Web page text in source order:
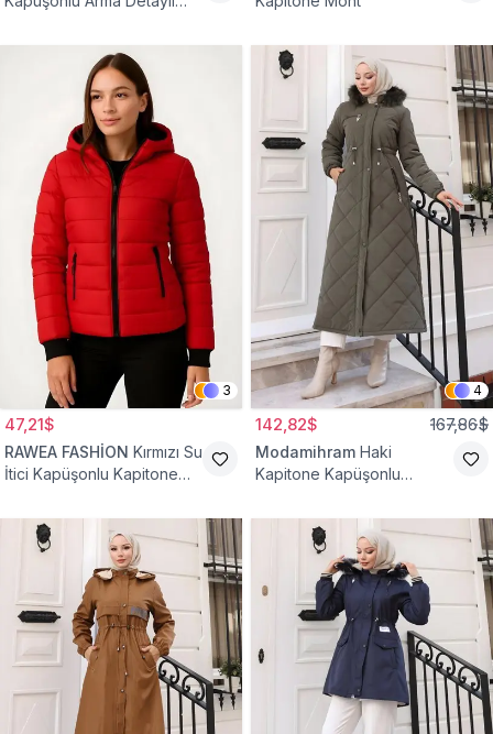
3
47,21$
RAWEA FASHİON Kırmızı Su
İtici Kapüşonlu Kapitone
4
142,82$ 167,86$
Modamihram Haki
Kapitone Kapüşonlu